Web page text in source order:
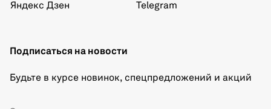
Яндекс Дзен
Telegram
Подписаться на новости
Будьте в курсе новинок, спецпредложений и акций